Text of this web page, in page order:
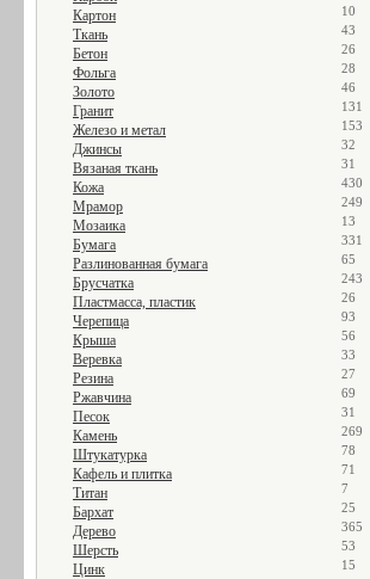
Картон 10
Ткань 43
Бетон 26
Фольга 28
Золото 46
Гранит 131
Железо и метал 153
Джинсы 32
Вязаная ткань 31
Кожа 430
Мрамор 249
Мозаика 13
Бумага 331
Разлинованная бумага 65
Брусчатка 243
Пластмасса, пластик 26
Черепица 93
Крыша 56
Веревка 33
Резина 27
Ржавчина 69
Песок 31
Камень 269
Штукатурка 78
Кафель и плитка 71
Титан 7
Бархат 25
Дерево 365
Шерсть 53
Цинк 15